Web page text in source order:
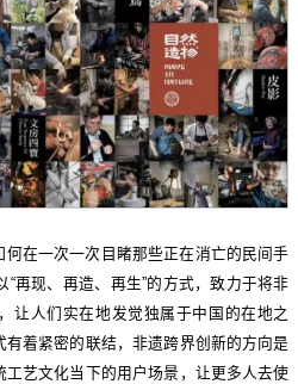
在一次一次目睹那些正在消亡的民间手
再现、再造、再生”的方式，致力于将非
让人们实在地发觉独属于中国的在地之
着紧密的联结，非遗跨界创新的方向是
艺文化当下的用户场景，让更多人去使